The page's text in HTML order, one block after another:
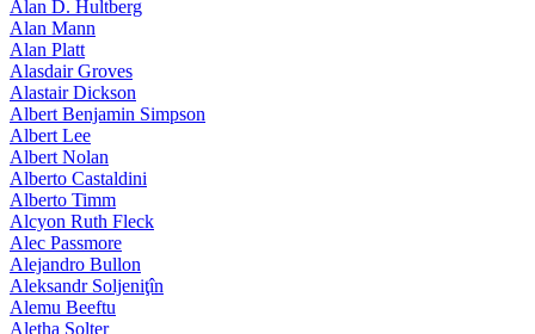
Alan D. Hultberg
Alan Mann
Alan Platt
Alasdair Groves
Alastair Dickson
Albert Benjamin Simpson
Albert Lee
Albert Nolan
Alberto Castaldini
Alberto Timm
Alcyon Ruth Fleck
Alec Passmore
Alejandro Bullon
Aleksandr Soljeniţîn
Alemu Beeftu
Aletha Solter